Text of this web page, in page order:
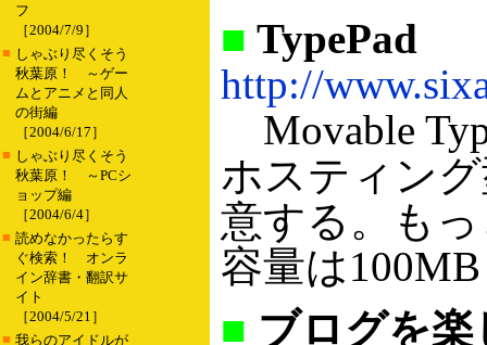
フ
［2004/7/9］
■ しゃぶり尽くそう
秋葉原！ ～ゲー
ムとアニメと同人
の街編
［2004/6/17］
■ しゃぶり尽くそう
秋葉原！ ～PCシ
ョップ編
［2004/6/4］
■ 読めなかったらす
ぐ検索！ オンラ
イン辞書・翻訳サ
イト
［2004/5/21］
■ 我らのアイドルが
■ TypePad
http://
Movable
ホスティン
意する。も
容量は
■ ブログを